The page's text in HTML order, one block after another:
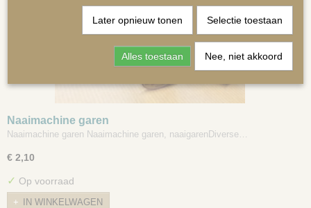
Naaimachine garen
Naaimachine garen Naaimachine garen, naaigarenDiverse…
€ 2,10
✓ Op voorraad
IN WINKELWAGEN
| KUSSENS OP MAAT
Later opnieuw tonen Selectie toestaan
Alles toestaan Nee, niet akkoord